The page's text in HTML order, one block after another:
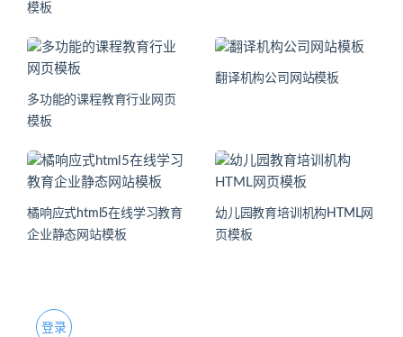
模板
多功能的课程教育行业网页
模板
翻译机构公司网站模板
橘响应式html5在线学习教育
企业静态网站模板
幼儿园教育培训机构HTML网
页模板
登录